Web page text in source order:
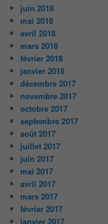
juin 2018
mai 2018
avril 2018
mars 2018
février 2018
janvier 2018
décembre 2017
novembre 2017
octobre 2017
septembre 2017
août 2017
juillet 2017
juin 2017
mai 2017
avril 2017
mars 2017
février 2017
janvier 2017